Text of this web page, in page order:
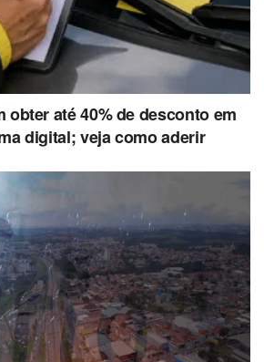
obter até 40% de desconto em
digital; veja como aderir